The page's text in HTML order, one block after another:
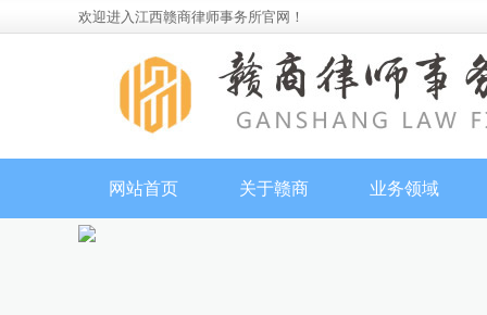
欢迎进入江西赣商律师事务所官网！
网站首页 关于赣商 业务领域